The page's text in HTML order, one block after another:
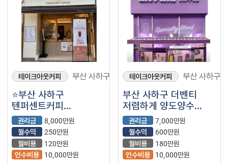
테이크아웃커피 부산 사하구
⭐부산 사하구
텐퍼센트커피
테이크아웃 전문점으로
풀오토운영,
월매출2500만원
나오는 매장입니다.
권리금
8,000만원
월수익
250만원
월비용
120만원
인수비용
10,000만원
테이크아웃커피 부산 사하구
부산 사하구 더벤티
저렴하게 양도양수
나왔습니다!
권리금
7,000만원
월수익
600만원
월비용
180만원
인수비용
10,000만원